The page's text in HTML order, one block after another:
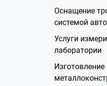
Оснащение
системой
Услуги
лаборатории
Изготовление